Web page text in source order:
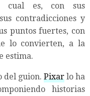
cual es, con sus
contradicciones y
puntos fuertes, con
lo convierten, a la
estima.
del guion. Pixar lo ha
historias